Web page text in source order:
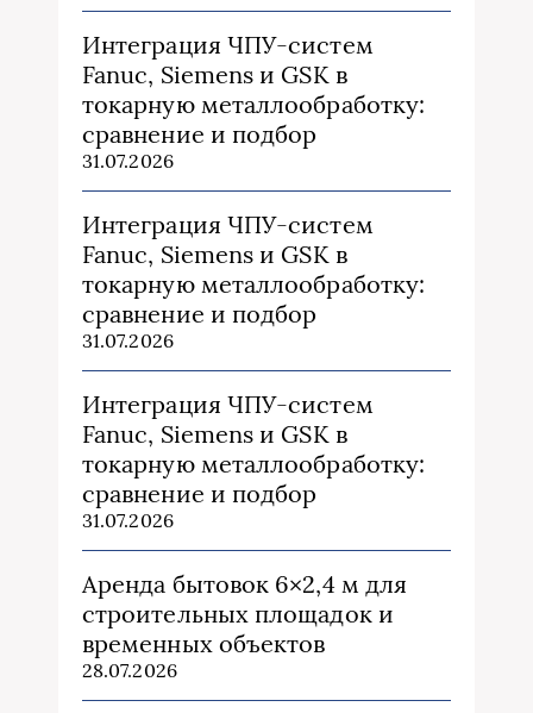
Интеграция ЧПУ-систем
Fanuc, Siemens и GSK в
токарную металлообработку:
сравнение и подбор
31.07.2026
Интеграция ЧПУ-систем
Fanuc, Siemens и GSK в
токарную металлообработку:
сравнение и подбор
31.07.2026
Интеграция ЧПУ-систем
Fanuc, Siemens и GSK в
токарную металлообработку:
сравнение и подбор
31.07.2026
Аренда бытовок 6×2,4 м для
строительных площадок и
временных объектов
28.07.2026